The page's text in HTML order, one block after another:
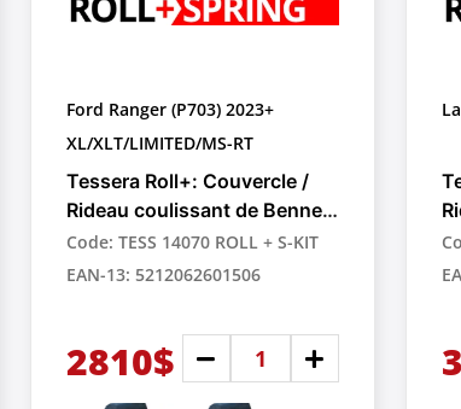
Ford Ranger (P703) 2023+
XL/XLT/LIMITED/MS-RT
Tessera Roll+: Couvercle /
Rideau coulissant de Benne
Rétractable Manuel à
Assistance par Ressort pour
Code: TESS 14070 ROLL + S-KIT
EAN-13: 5212062601506
2810$